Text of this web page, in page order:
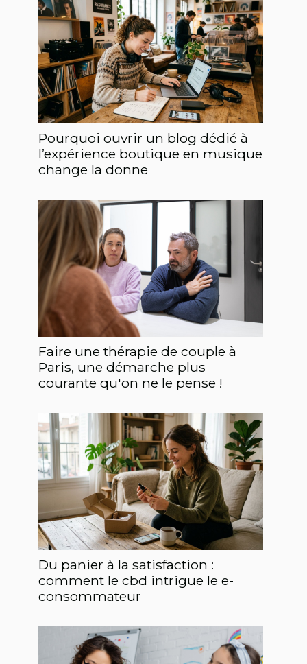
Pourquoi ouvrir un blog dédié à
l’expérience boutique en musique
change la donne
Faire une thérapie de couple à
Paris, une démarche plus
courante qu'on ne le pense !
Du panier à la satisfaction :
comment le cbd intrigue le e-
consommateur